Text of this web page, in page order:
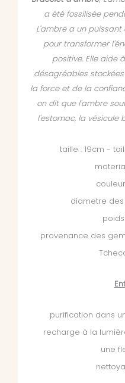
a été fossilisée
L'ambre a un
pour transformer
positive. Elle aide
désagréables
la force et de la
on dit que l'ambre
l'estomac, la vésicule
taille : 19cm -
diametre
provenance des
purification dans
recharge à la
une